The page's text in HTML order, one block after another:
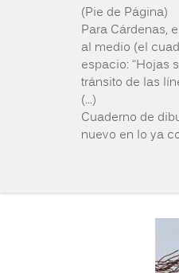
(Pie de Página)
Para Cárdenas,
al medio (el
espacio: “Hojas
tránsito de las
(...)
Cuaderno de
nuevo en lo ya